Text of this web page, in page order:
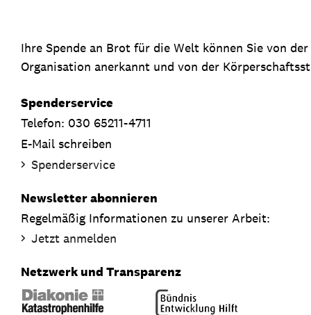
Ihre Spende an Brot für die Welt können Sie von
Organisation anerkannt und von der
Spenderservice
Telefon: 030 65211-4711
E-Mail schreiben
Spenderservice
Newsletter abonnieren
Regelmäßig Informationen zu unserer Arbeit:
Jetzt anmelden
Netzwerk und Transparenz